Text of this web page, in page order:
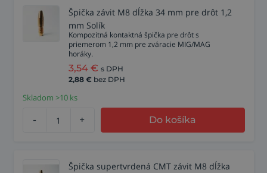
Špička závit M8 dĺžka 34 mm pre drôt 1,2
mm Solík
Kompozitná kontaktná špička pre drôt s
priemerom 1,2 mm pre zváracie MIG/MAG
horáky.
3,54 € s DPH
2,88 € bez DPH
Skladom >10 ks
- + Do košíka
Špička supertvrdená CMT závit M8 dĺžka